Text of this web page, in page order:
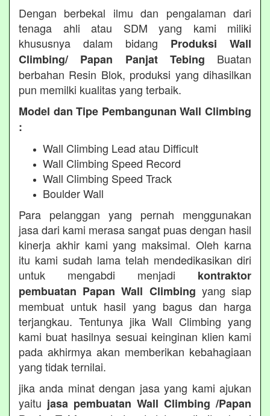
Dengan berbekal ilmu dan pengalaman dari
tenaga ahli atau SDM yang kami miliki
khususnya dalam bidang Produksi Wall
Climbing/ Papan Panjat Tebing Buatan
berbahan Resin Blok, produksi yang dihasilkan
pun memilki kualitas yang terbaik.
Model dan Tipe Pembangunan Wall Climbing
:
Wall Climbing Lead atau Difficult
Wall Climbing Speed Record
Wall Climbing Speed Track
Boulder Wall
Para pelanggan yang pernah menggunakan
jasa dari kami merasa sangat puas dengan hasil
kinerja akhir kami yang maksimal. Oleh karna
itu kami sudah lama telah mendedikasikan diri
untuk mengabdi menjadi kontraktor
pembuatan Papan Wall Climbing yang siap
membuat untuk hasil yang bagus dan harga
terjangkau. Tentunya jika Wall Climbing yang
kami buat hasilnya sesuai keinginan klien kami
pada akhirmya akan memberikan kebahagiaan
yang tidak ternilai.
jika anda minat dengan jasa yang kami ajukan
yaitu jasa pembuatan Wall Climbing /Papan